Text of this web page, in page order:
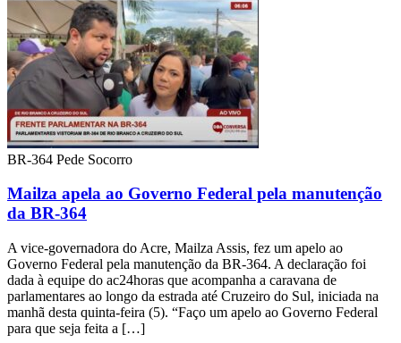
BR-364 Pede Socorro
Mailza apela ao Governo Federal pela manutenção
da BR-364
A vice-governadora do Acre, Mailza Assis, fez um apelo ao
Governo Federal pela manutenção da BR-364. A declaração foi
dada à equipe do ac24horas que acompanha a caravana de
parlamentares ao longo da estrada até Cruzeiro do Sul, iniciada na
manhã desta quinta-feira (5). “Faço um apelo ao Governo Federal
para que seja feita a […]